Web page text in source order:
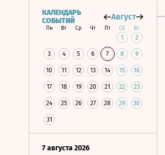
КАЛЕНДАРЬ
СОБЫТИЙ
Август
Пн Вт Ср Чт Пт Сб Вс
1 2
3 4 5 6 7 8 9
10 11 12 13 14 15 16
17 18 19 20 21 22 23
24 25 26 27 28 29 30
31
7 августа 2026